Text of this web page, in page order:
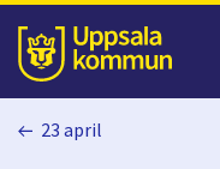
Till sidans
huvudinnehåll
23 april